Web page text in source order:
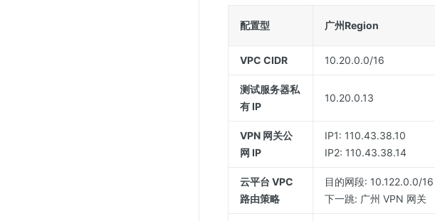
配置型 广州Region
VPC CIDR 10.20.0.0/16
测试服务器私
有 IP
10.20.0.13
VPN 网关公
网 IP
IP1: 110.43.38.10
IP2: 110.43.38.14
云平台 VPC
路由策略
目的网段: 10.122.0.0/16
下一跳: 广州 VPN 网关